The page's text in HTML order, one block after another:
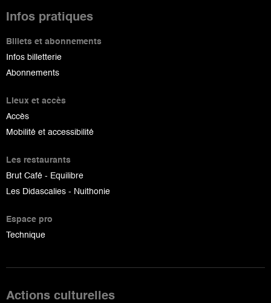
Infos pratiques
Billets et abonnements
Infos billetterie
Abonnements
Lieux et accès
Accès
Mobilité et accessibilité
Les restaurants
Brut Café - Equilibre
Les Didascalies - Nuithonie
Espace pro
Technique
Actions culturelles